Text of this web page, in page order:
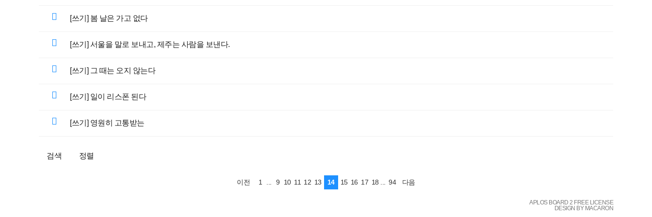
[쓰기] 봄 날은 가고 없다
[쓰기] 서울을 말로 보내고, 제주는 사람을 보낸다.
[쓰기] 그 때는 오지 않는다
[쓰기] 일이 리스폰 된다
[쓰기] 영원히 고통받는
검색 정렬
이전 1 9 10 11 12 13 14 15 16 17 18 94 다음
APLOS BOARD 2 FREE LICENSE
DESIGN BY MACARON